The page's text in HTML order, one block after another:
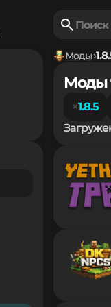
Моды
Моды
1.8.5